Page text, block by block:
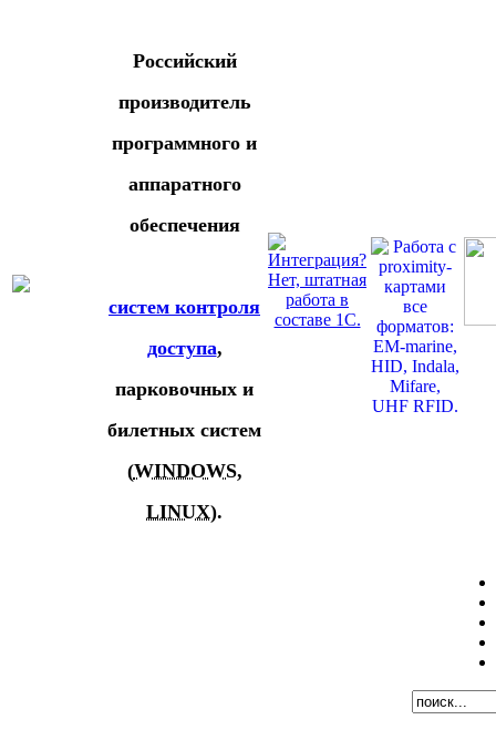
Российский
производитель
программного и
аппаратного
обеспечения
систем контроля
доступа,
парковочных и
билетных систем
(WINDOWS,
LINUX).